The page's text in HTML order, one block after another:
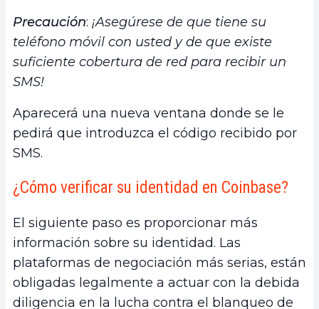
Precaución: ¡Asegúrese de que tiene su
teléfono móvil con usted y de que existe
suficiente cobertura de red para recibir un
SMS!
Aparecerá una nueva ventana donde se le
pedirá que introduzca el código recibido por
SMS.
¿Cómo verificar su identidad en Coinbase?
El siguiente paso es proporcionar más
información sobre su identidad. Las
plataformas de negociación más serias, están
obligadas legalmente a actuar con la debida
diligencia en la lucha contra el blanqueo de